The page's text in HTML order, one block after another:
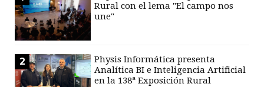
Rural con el lema "El campo nos
une"
2
Physis Informática presenta
Analítica BI e Inteligencia Artificial
en la 138ª Exposición Rural